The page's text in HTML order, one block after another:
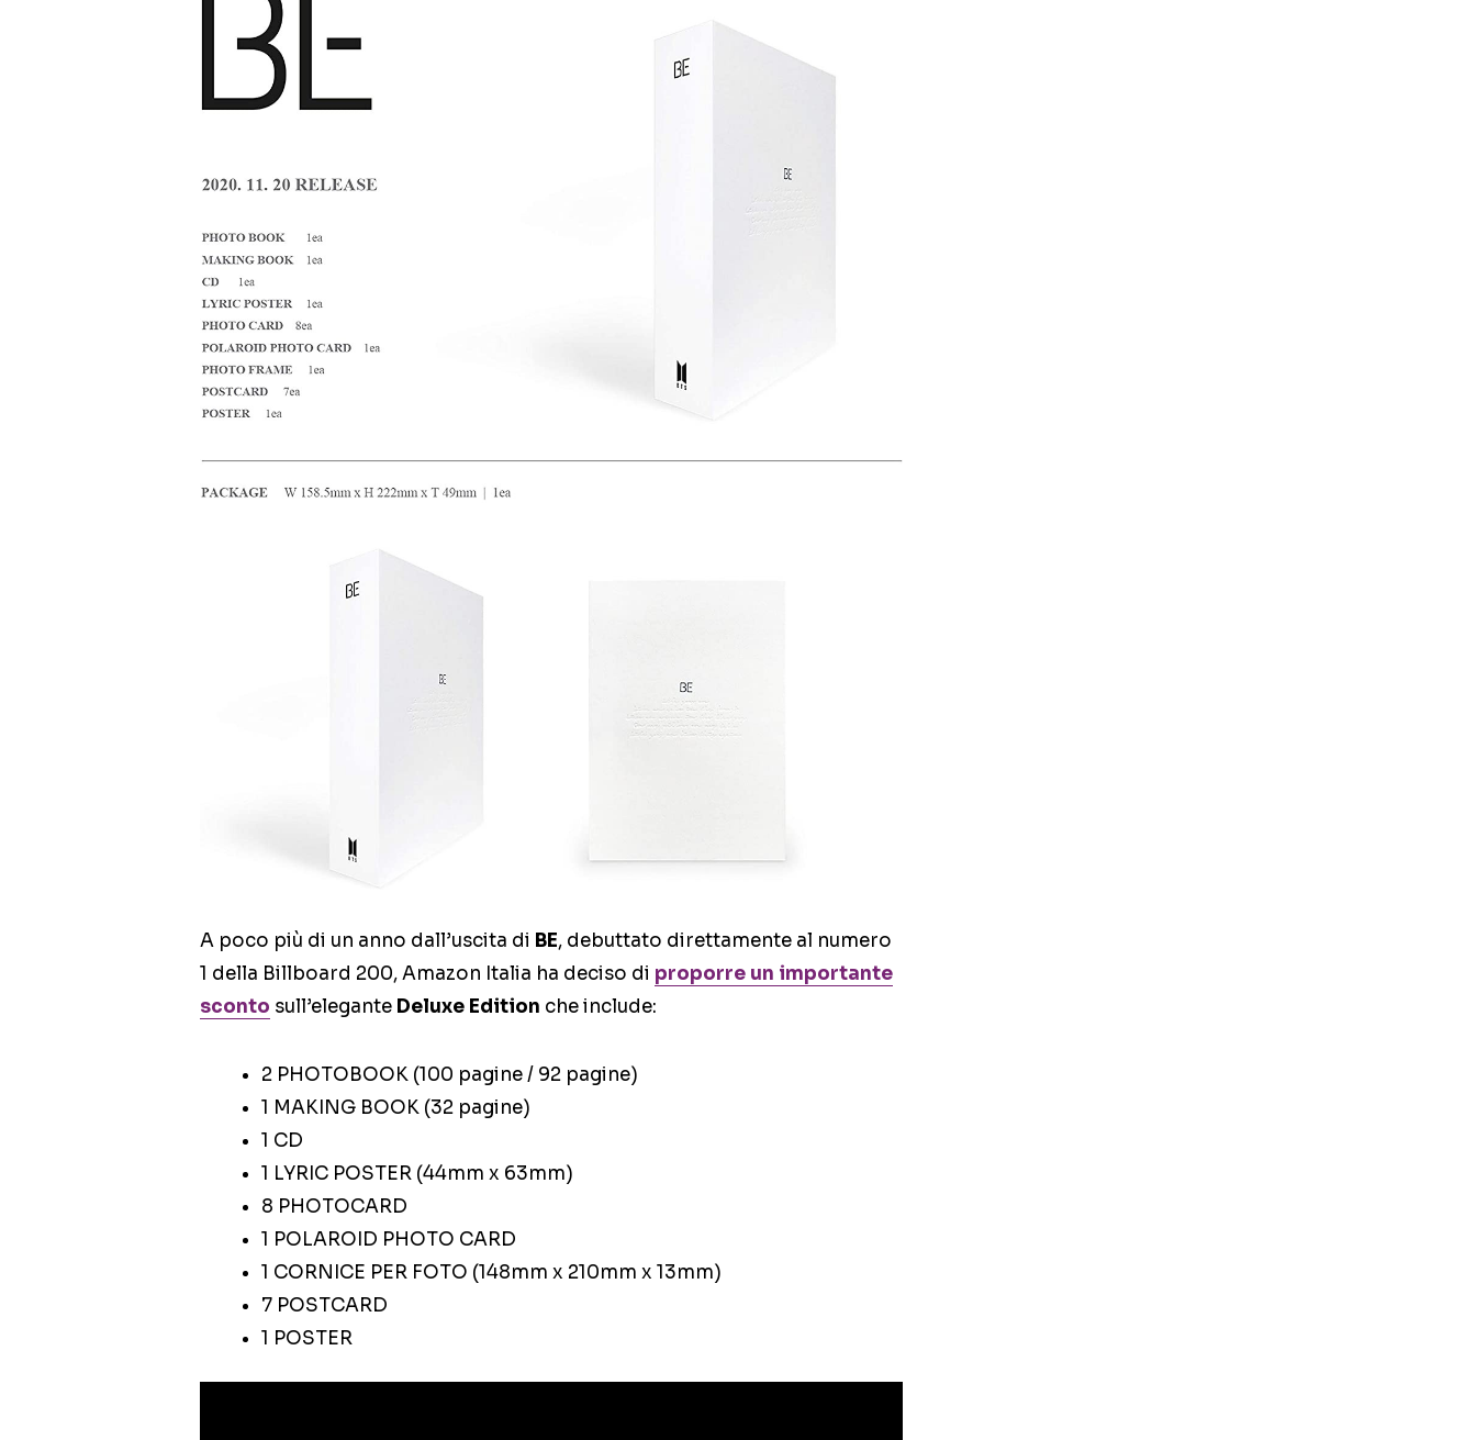
A poco più di un anno dall’uscita di BE, debuttato direttamente al numero
1 della Billboard 200, Amazon Italia ha deciso di proporre un importante
sconto sull’elegante Deluxe Edition che include:
2 PHOTOBOOK (100 pagine / 92 pagine)
1 MAKING BOOK (32 pagine)
1 CD
1 LYRIC POSTER (44mm x 63mm)
8 PHOTOCARD
1 POLAROID PHOTO CARD
1 CORNICE PER FOTO (148mm x 210mm x 13mm)
7 POSTCARD
1 POSTER